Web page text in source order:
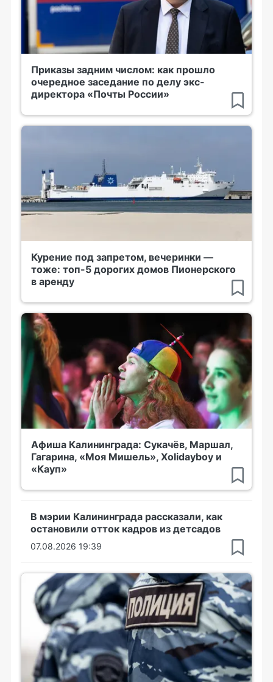
Приказы задним числом: как прошло
очередное заседание по делу экс-
директора «Почты России»
Курение под запретом, вечеринки —
тоже: топ-5 дорогих домов Пионерского
в аренду
Афиша Калининграда: Сукачёв, Маршал,
Гагарина, «Моя Мишель», Xolidayboy и
«Кауп»
В мэрии Калининграда рассказали, как
остановили отток кадров из детсадов
07.08.2026 19:39